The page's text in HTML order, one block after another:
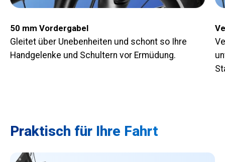
50 mm Vordergabel
Gleitet über Unebenheiten und schont so Ihre
Handgelenke und Schultern vor Ermüdung.
Praktisch für Ihre Fahrt